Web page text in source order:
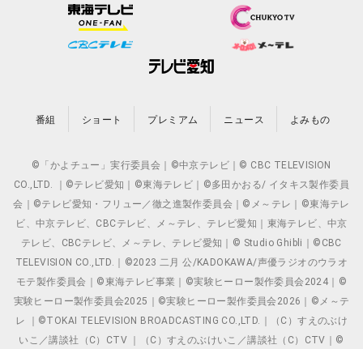
番組 ショート プレミアム ニュース よみもの
©「かよチュー」実行委員会｜©中京テレビ｜© CBC TELEVISION
CO.,LTD. ｜©テレビ愛知｜©東海テレビ｜©多田かおる/ イタキス製作委員
会｜©テレビ愛知・フリュー／徹之進製作委員会｜©メ～テレ｜©東海テレ
ビ、中京テレビ、CBCテレビ、メ～テレ、テレビ愛知｜東海テレビ、中京
テレビ、CBCテレビ、メ～テレ、テレビ愛知｜© Studio Ghibli｜©CBC
TELEVISION CO.,LTD.｜©2023 二月 公/KADOKAWA/声優ラジオのウラオ
モテ製作委員会｜©東海テレビ事業｜©実験ヒーロー製作委員会2024｜©
実験ヒーロー製作委員会2025｜©実験ヒーロー製作委員会2026｜©メ～テ
レ ｜©TOKAI TELEVISION BROADCASTING CO.,LTD.｜（C）すえのぶけ
いこ／講談社（C）CTV ｜（C）すえのぶけいこ／講談社（C）CTV｜©